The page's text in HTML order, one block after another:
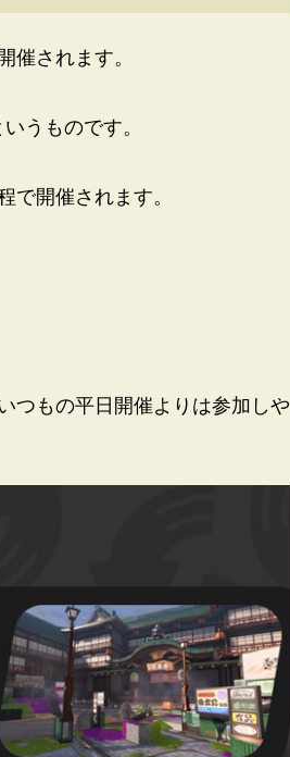
されます。
うものです。
開催されます。
つもの平日開催よりは参加しや